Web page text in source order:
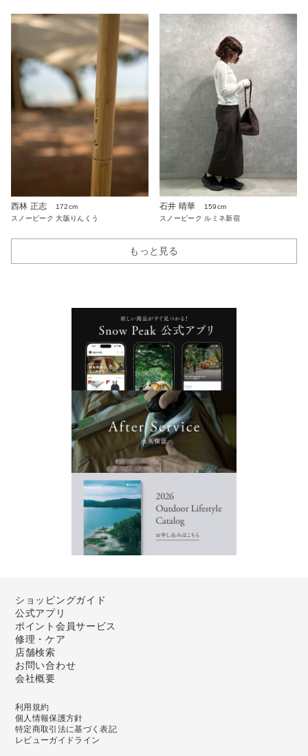
西林 正志
172cm
スノーピーク 大阪りんくう
石井 晴華
159cm
スノーピーク ルミネ新宿
もっと見る
ショッピングガイド
公式アプリ
ポイント会員サービス
修理・ケア
店舗検索
お問い合わせ
会社概要
利用規約
個人情報保護方針
特定商取引法に基づく表記
レビューガイドライン